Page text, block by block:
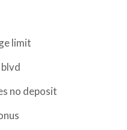
limit
no deposit